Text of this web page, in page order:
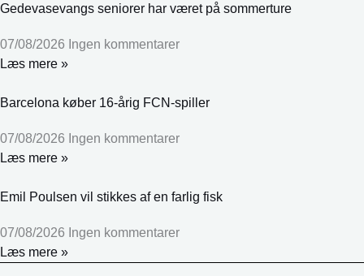
Gedevasevangs seniorer har været på sommerture
07/08/2026 Ingen kommentarer
Læs mere »
Barcelona køber 16-årig FCN-spiller
07/08/2026 Ingen kommentarer
Læs mere »
Emil Poulsen vil stikkes af en farlig fisk
07/08/2026 Ingen kommentarer
Læs mere »